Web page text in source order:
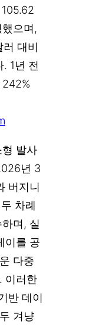
으며,
대비
1년 전
242%
발사
년 3
버지니
차례
며, 실
이를 공
다중
이러한
반 데이
겨냥